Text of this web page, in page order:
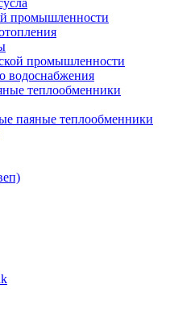
промышленности
промышленности
водоснабжения
теплообменники
паяные теплообменники